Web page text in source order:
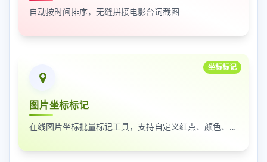
自动按时间排序，无缝拼接电影台词截图
坐标标记
图片坐标标记
在线图片坐标批量标记工具，支持自定义红点、颜色、大小及序号